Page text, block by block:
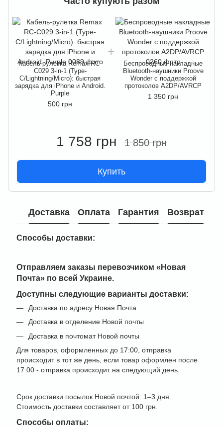
Кабель-рулетка Remax RC-
C029 3-in-1 (Type-
C/Lightning/Micro): быстрая
зарядка для iPhone и Android.
Purple
500 грн
Беспроводные накладные
Bluetooth-наушники Proove
Wonder с поддержкой
протоколов A2DP/AVRCP
1 350 грн
1 758 грн 1 850 грн
Купить
Доставка Оплата Гарантия Возврат
Способы доставки:
Отправляем заказы перевозчиком «Новая
Почта» по всей Украине.
Доступны следующие варианты доставки:
Доставка по адресу Новая Почта
Доставка в отделение Новой почты
Доставка в почтомат Новой почты
Для товаров, оформленных до 17:00, отправка
происходит в тот же день, если товар оформлен после
17:00 - отправка происходит на следующий день.
Срок доставки посылок Новой почтой: 1–3 дня.
Стоимость доставки составляет от 100 грн.
Способы оплаты: